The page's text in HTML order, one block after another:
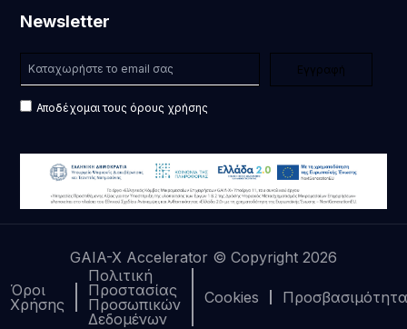
Newsletter
Αποδέχομαι τους όρους χρήσης
GAIA-X Accelerator © Copyright 2026
Όροι
Χρήσης
Πολιτική
Προστασίας
Προσωπικών
Δεδομένων
Cookies Προσβασιμότητα